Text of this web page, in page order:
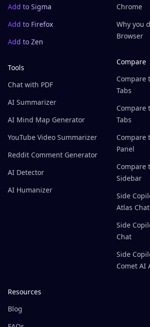
Add to Sigma
Add to Firefox
Add to Zen
Tools
Chat with PDF
AI Summarizer
AI Mind Map Generator
YouTube Video Summarizer
Reddit Comment Generator
AI Detector
AI Humanizer
Chrome
Why you
Browser
Compare
Compare
Tabs
Compare
Tabs
Compare
Panel
Compare
Sidebar
Side
Atlas Chat
Side
Chat
Side
Comet AI
Resources
Blog